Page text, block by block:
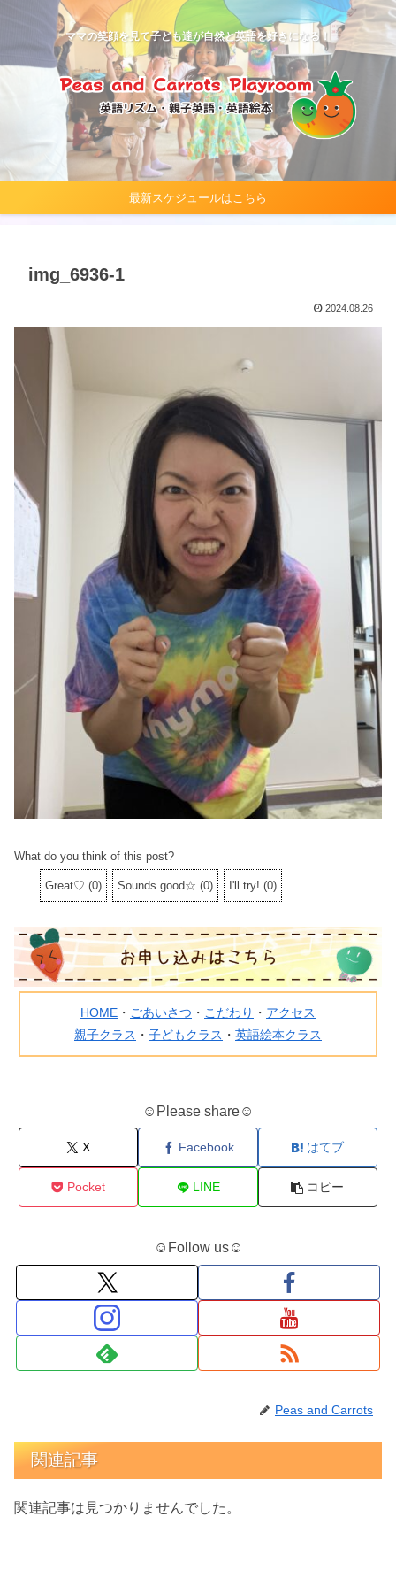
ママの笑顔を見て子ども達が自然と英語を好きになる！
最新スケジュールはこちら
img_6936-1
2024.08.26
What do you think of this post?
Great♡ (0) Sounds good☆ (0) I'll try! (0)
HOME ・ ごあいさつ ・ こだわり ・ アクセス
親子クラス ・ 子どもクラス ・ 英語絵本クラス
☺Please share☺
X Facebook はてブ
Pocket LINE コピー
☺Follow us☺
Peas and Carrots
関連記事
関連記事は見つかりませんでした。